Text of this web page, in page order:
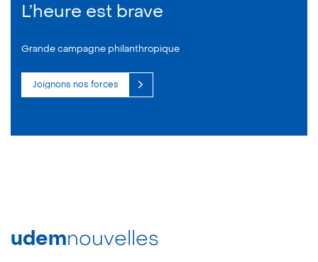
L’heure est brave
Grande campagne philanthropique
Joignons nos forces
udemnouvelles